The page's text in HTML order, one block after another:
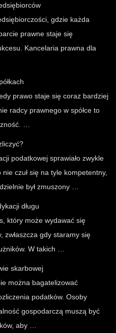
gdzie każda
prawne staje się
Kancelaria prawna dla
prawo staje się coraz bardziej
radcy prawnego w spółce to
…
podatkowej sprawiało zwykle
czuł się na tyle kompetentny,
był zmuszony …
długu
który może wydawać się
zwłaszcza gdy staramy się
W takich …
skarbowej
można bagatelizować
podatków. Osoby
gospodarczą muszą być
aby …